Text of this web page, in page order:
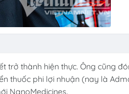
trở thành hiện thực. Ông cũng
thuốc phi lợi nhuận (nay là
NanoMedicines.